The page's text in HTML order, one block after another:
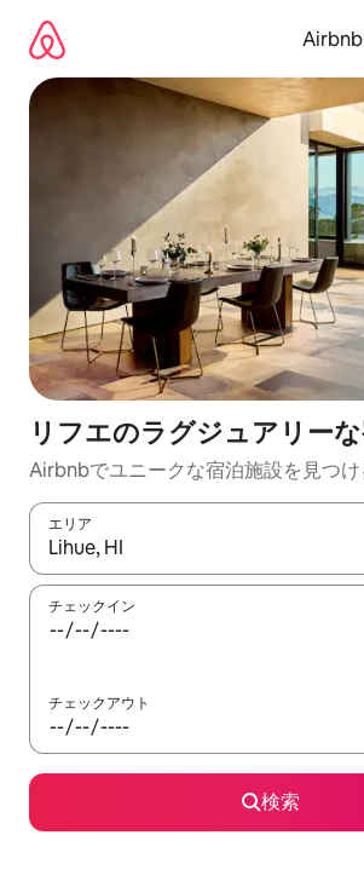
リフエのラグジュアリー
Airbnbでユニークな宿泊施設を見つけ
エリア
検索結果が表示されたら、上下の矢印
チェックイン
チェックアウト
検索